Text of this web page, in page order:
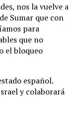
nos la vuelve a
Sumar que con
para
que no
el bloqueo
español.
y colaborará